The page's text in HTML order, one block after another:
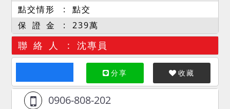
點交情形
點交
保 證 金
239萬
聯 絡 人 沈專員
分享 收藏
0906-808-202